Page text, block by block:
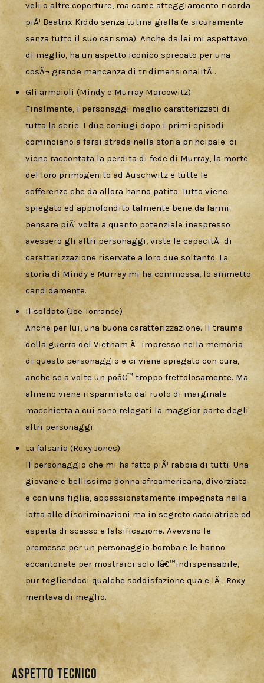
veli o altre coperture, ma come atteggiamento ricorda
piÃ¹ Beatrix Kiddo senza tutina gialla (e sicuramente
senza tutto il suo carisma). Anche da lei mi aspettavo
di meglio, ha un aspetto iconico sprecato per una
cosÃ¬ grande mancanza di tridimensionalitÃ .
Gli armaioli (Mindy e Murray Marcowitz)
Finalmente, i personaggi meglio caratterizzati di
tutta la serie. I due coniugi dopo i primi episodi
cominciano a farsi strada nella storia principale: ci
viene raccontata la perdita di fede di Murray, la morte
del loro primogenito ad Auschwitz e tutte le
sofferenze che da allora hanno patito. Tutto viene
spiegato ed approfondito talmente bene da farmi
pensare piÃ¹ volte a quanto potenziale inespresso
avessero gli altri personaggi, viste le capacitÃ di
caratterizzazione riservate a loro due soltanto. La
storia di Mindy e Murray mi ha commossa, lo ammetto
candidamente.
Il soldato (Joe Torrance)
Anche per lui, una buona caratterizzazione. Il trauma
della guerra del Vietnam Ã¨ impresso nella memoria
di questo personaggio e ci viene spiegato con cura,
anche se a volte un poâ€™ troppo frettolosamente. Ma
almeno viene risparmiato dal ruolo di marginale
macchietta a cui sono relegati la maggior parte degli
altri personaggi.
La falsaria (Roxy Jones)
Il personaggio che mi ha fatto piÃ¹ rabbia di tutti. Una
giovane e bellissima donna afroamericana, divorziata
e con una figlia, appassionatamente impegnata nella
lotta alle discriminazioni ma in segreto cacciatrice ed
esperta di scasso e falsificazione. Avevano le
premesse per un personaggio bomba e le hanno
accantonate per mostrarci solo lâ€™indispensabile,
pur togliendoci qualche soddisfazione qua e lÃ . Roxy
meritava di meglio.
Aspetto Tecnico